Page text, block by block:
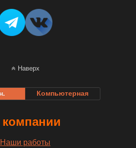
Наверх
Компьютерная
Наши работы